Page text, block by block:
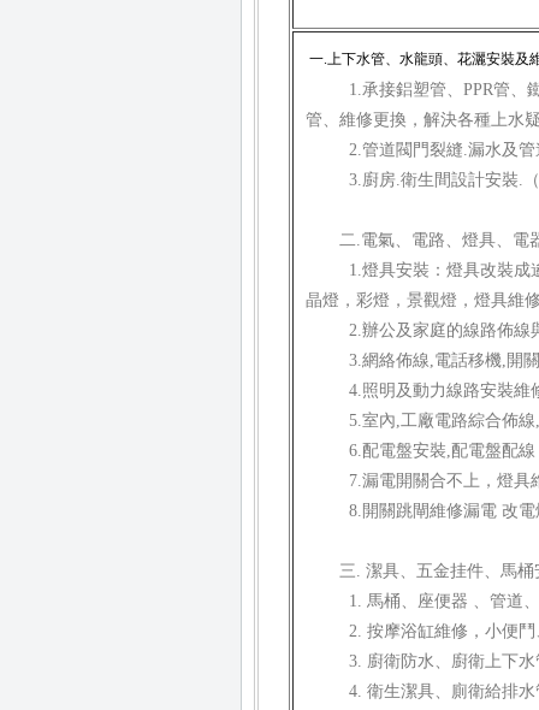
一.上下水管、水龍頭、花灑安裝及
1.承接鋁塑管、PPR管、
管、維修更換，解決各種上水
2.管道閥門裂縫.漏水及
3.廚房.衛生間設計安裝.
二.電氣、電路、燈具、電
1.燈具安裝：燈具改裝成
晶燈，彩燈，景觀燈，燈具維
2.辦公及家庭的線路佈線
3.網絡佈線,電話移機,開
4.照明及動力線路安裝維
5.室內,工廠電路綜合佈
6.配電盤安裝,配電盤配線
7.漏電開關合不上，燈具
8.開關跳閘維修漏電 改
三. 潔具、五金挂件、馬
1. 馬桶、座便器 、管道
2. 按摩浴缸維修，小便
3. 廚衛防水、廚衛上下
4. 衛生潔具、廁衛給排